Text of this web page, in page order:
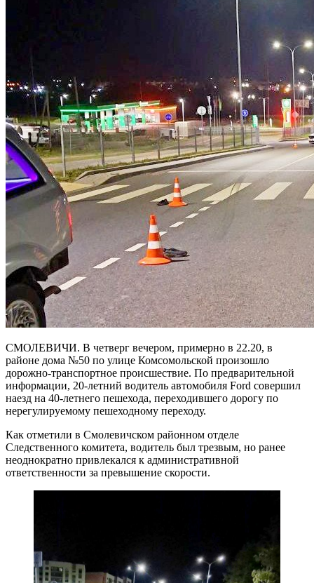
СМОЛЕВИЧИ. В четверг вечером, примерно в 22.20, в
районе дома №50 по улице Комсомольской произошло
дорожно-транспортное происшествие. По предварительной
информации, 20-летний водитель автомобиля Ford совершил
наезд на 40-летнего пешехода, переходившего дорогу по
нерегулируемому пешеходному переходу.
Как отметили в Смолевичском районном отделе
Следственного комитета, водитель был трезвым, но ранее
неоднократно привлекался к административной
ответственности за превышение скорости.